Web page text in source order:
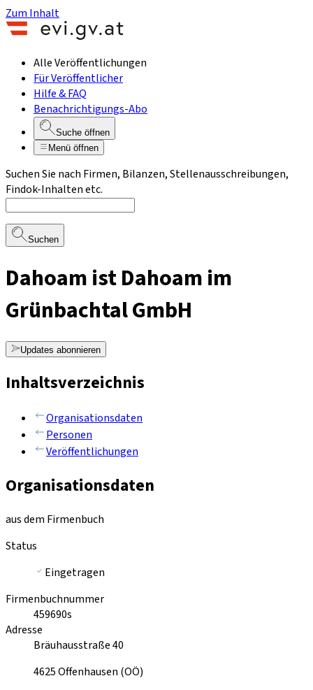
Zum Inhalt
Alle Veröffentlichungen
Für Veröffentlicher
Hilfe & FAQ
Benachrichtigungs-Abo
Suche öffnen
Menü öffnen
Suchen Sie nach Firmen, Bilanzen, Stellenausschreibungen,
Findok-Inhalten etc.
Suchen
Dahoam ist Dahoam im
Grünbachtal GmbH
Updates abonnieren
Inhaltsverzeichnis
Organisationsdaten
Personen
Veröffentlichungen
Organisationsdaten
aus dem Firmenbuch
Status
Eingetragen
Firmenbuchnummer
459690s
Adresse
Bräuhausstraße 40
4625Offenhausen (OÖ)